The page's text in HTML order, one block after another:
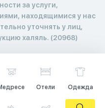
за услуги,
находящимися у нас
уточнять у лиц,
халяль. (20968)
Отели Одежда